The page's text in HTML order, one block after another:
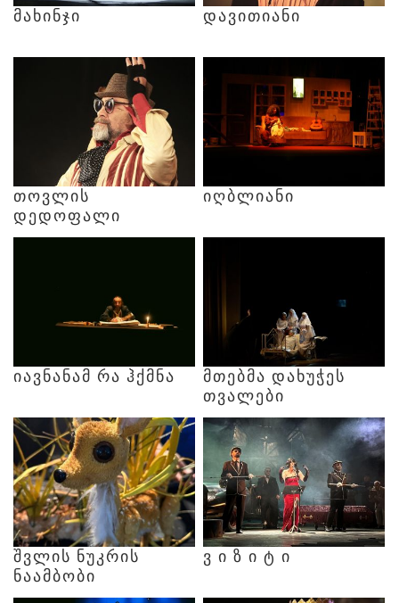
ᲛᲐᲮᲘᲜᲯᲘ ᲓᲐᲕᲘᲗᲘᲐᲜᲘ
ᲗᲝᲕᲚᲘᲡ
ᲓᲔᲓᲝᲤᲐᲚᲘ
ᲘᲦᲑᲚᲘᲐᲜᲘ
ᲘᲐᲕᲜᲐᲜᲐᲛ ᲠᲐ ᲰᲥᲛᲜᲐ ᲛᲗᲔᲑᲛᲐ ᲓᲐᲮᲣᲭᲔᲡ
ᲗᲕᲐᲚᲔᲑᲘ
ᲨᲕᲚᲘᲡ ᲜᲣᲙᲠᲘᲡ
ᲜᲐᲐᲛᲑᲝᲑᲘ
Ვ Ი Ზ Ი Ტ Ი